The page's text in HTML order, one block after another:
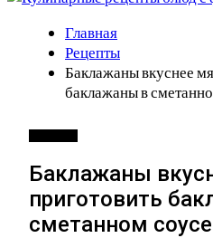
Главная
Рецепты
Баклажаны вкуснее
баклажаны в
Баклажаны
приготовить
сметанном соусе